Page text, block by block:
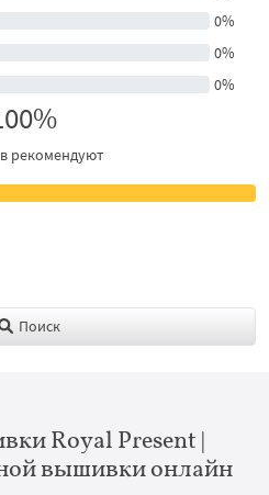
0%
0%
0%
рекомендуют
Поиск
Royal Present |
вышивки онлайн